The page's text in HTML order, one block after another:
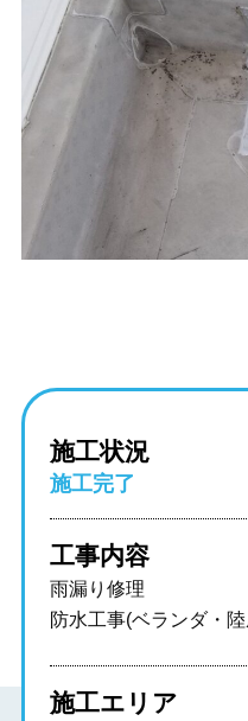
施工状況
施工完了
工事内容
雨漏り修理
防水工事(ベランダ・
施工エリア